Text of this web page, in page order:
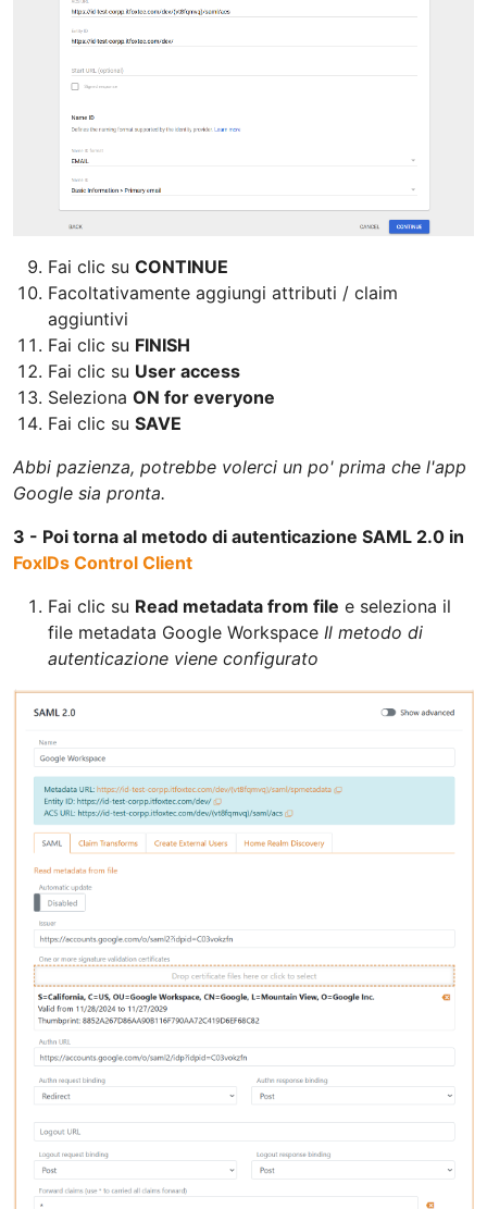
Fai clic su CONTINUE
Facoltativamente aggiungi attributi / claim
aggiuntivi
Fai clic su FINISH
Fai clic su User access
Seleziona ON for everyone
Fai clic su SAVE
Abbi pazienza, potrebbe volerci un po' prima che l'app
Google sia pronta.
3 - Poi torna al metodo di autenticazione SAML 2.0 in
FoxIDs Control Client
Fai clic su Read metadata from file e seleziona il
file metadata Google Workspace Il metodo di
autenticazione viene configurato